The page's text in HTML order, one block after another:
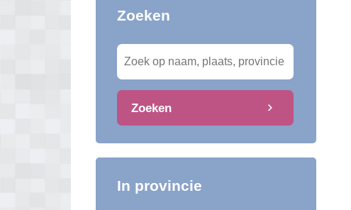
Zoeken
Zoeken
In provincie